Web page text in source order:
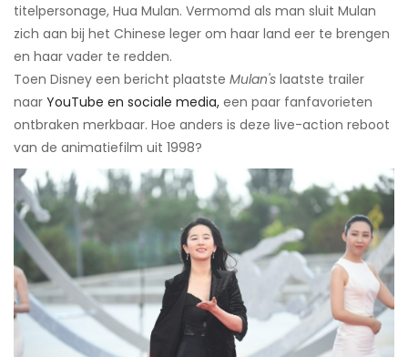
titelpersonage, Hua Mulan. Vermomd als man sluit Mulan
zich aan bij het Chinese leger om haar land eer te brengen
en haar vader te redden.
Toen Disney een bericht plaatste Mulan's laatste trailer
naar YouTube en sociale media, een paar fanfavorieten
ontbraken merkbaar. Hoe anders is deze live-action reboot
van de animatiefilm uit 1998?